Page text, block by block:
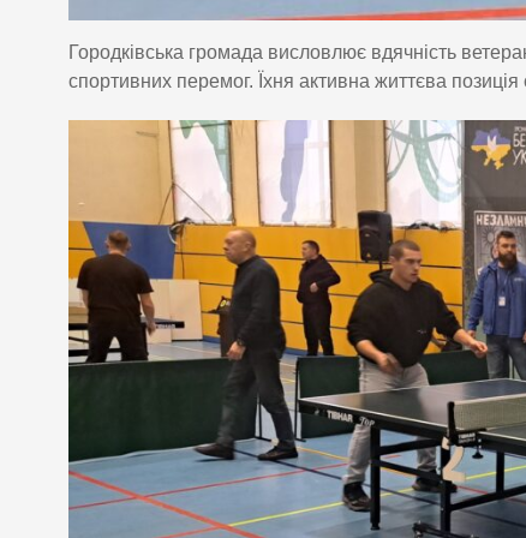
Городківська громада висловлює вдячність
спортивних перемог. Їхня активна життєва